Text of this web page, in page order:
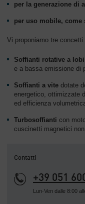
per la generazione di
per uso mobile, come
Vi proponiamo tre concetti:
Soffianti rotative a lobi
e a bassa emissione di
Soffianti a vite dotate
energetico, ottimizzate
ed efficienza
Turbosoffianti con
cuscinetti magnetici
Contatti
+39 051
Lun-Ven dalle 8:00